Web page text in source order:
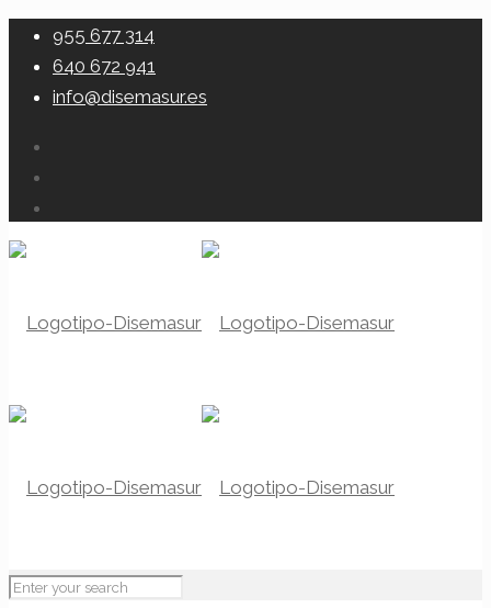
955 677 314
640 672 941
info@disemasur.es